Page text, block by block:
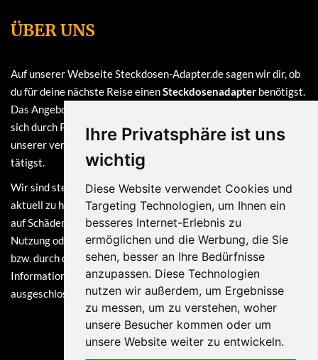
Ihre Privatsphäre ist uns
wichtig
Diese Website verwendet Cookies und
Targeting Technologien, um Ihnen ein
besseres Internet-Erlebnis zu
ermöglichen und die Werbung, die Sie
sehen, besser an Ihre Bedürfnisse
anzupassen. Diese Technologien
nutzen wir außerdem, um Ergebnisse
zu messen, um zu verstehen, woher
unsere Besucher kommen oder um
unsere Website weiter zu entwickeln.
ÜBER UNS
Auf unserer Webseite Steckdosen-Adapter.de sagen wir dir, ob
du für deine nächste Reise einenSteckdosenadapter benötigst.
Das Angebot auf dieser Webseite ist
sich durch Provisionen, die wir erhalten, sofern du bei einem
unserer verlinkten Partner (z.B. Amazon) eine Bestellung
tätigst.
Wir sind stets bemüht, die Informationen auf dieser Webseite
aktuell zu halten. Dennoch sind Haftungsansprüche, welche sich
auf Schäden materieller oder ideeller Art beziehen, die durch die
Nutzung oder Nichtnutzung der dargebotenen Informationen
bzw. durch die Nutzung fehlerhafter und unvollständiger
Informationen verursacht wurden, grundsätzlich
ausgeschlossen.